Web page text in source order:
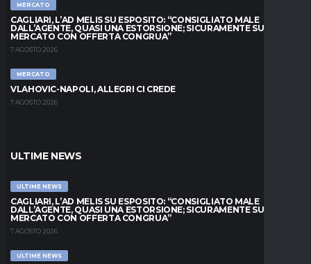
MERCATO
CAGLIARI, L’AD MELIS SU ESPOSITO: “CONSIGLIATO MALE
DALL’AGENTE, QUASI UNA ESTORSIONE; SICURAMENTE SUL
MERCATO CON OFFERTA CONGRUA”
7 AGOSTO 2026
MERCATO
VLAHOVIC-NAPOLI, ALLEGRI CI CREDE
7 AGOSTO 2026
ULTIME NEWS
ULTIME NEWS
CAGLIARI, L’AD MELIS SU ESPOSITO: “CONSIGLIATO MALE
DALL’AGENTE, QUASI UNA ESTORSIONE; SICURAMENTE SUL
MERCATO CON OFFERTA CONGRUA”
7 AGOSTO 2026
ULTIME NEWS